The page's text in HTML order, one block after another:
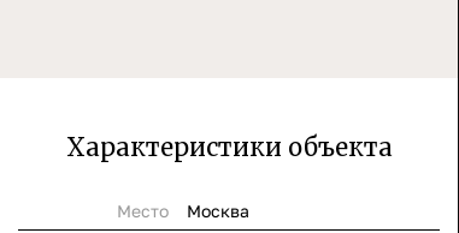
Характеристики объекта
Место
Москва